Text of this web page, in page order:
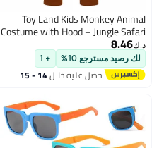
Toy Land Kids Monkey Animal
Costume with Hood – Jungle Safari
Fancy Dress Outfit for Boys & Girls
of age 6 to 7 years
د.ك‏8.46
لك رصيد مسترجع 10% + 1
احصل عليه خلال 14 - 15
اغسطس